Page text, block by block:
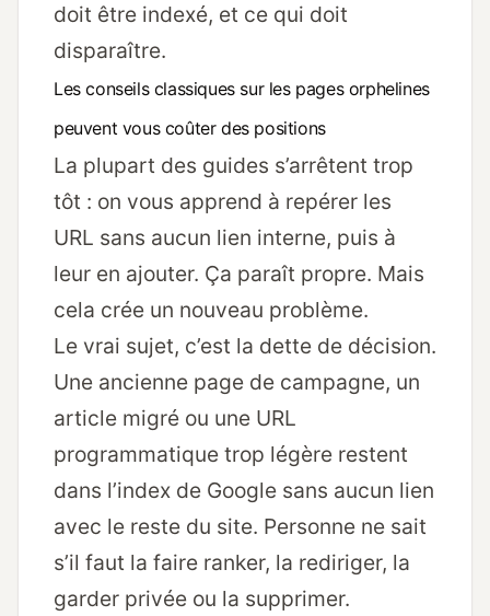
doit être indexé, et ce qui doit
disparaître.
Les conseils classiques sur les pages orphelines
peuvent vous coûter des positions
La plupart des guides s’arrêtent trop
tôt : on vous apprend à repérer les
URL sans aucun lien interne, puis à
leur en ajouter. Ça paraît propre. Mais
cela crée un nouveau problème.
Le vrai sujet, c’est la dette de décision.
Une ancienne page de campagne, un
article migré ou une URL
programmatique trop légère restent
dans l’index de Google sans aucun lien
avec le reste du site. Personne ne sait
s’il faut la faire ranker, la rediriger, la
garder privée ou la supprimer.